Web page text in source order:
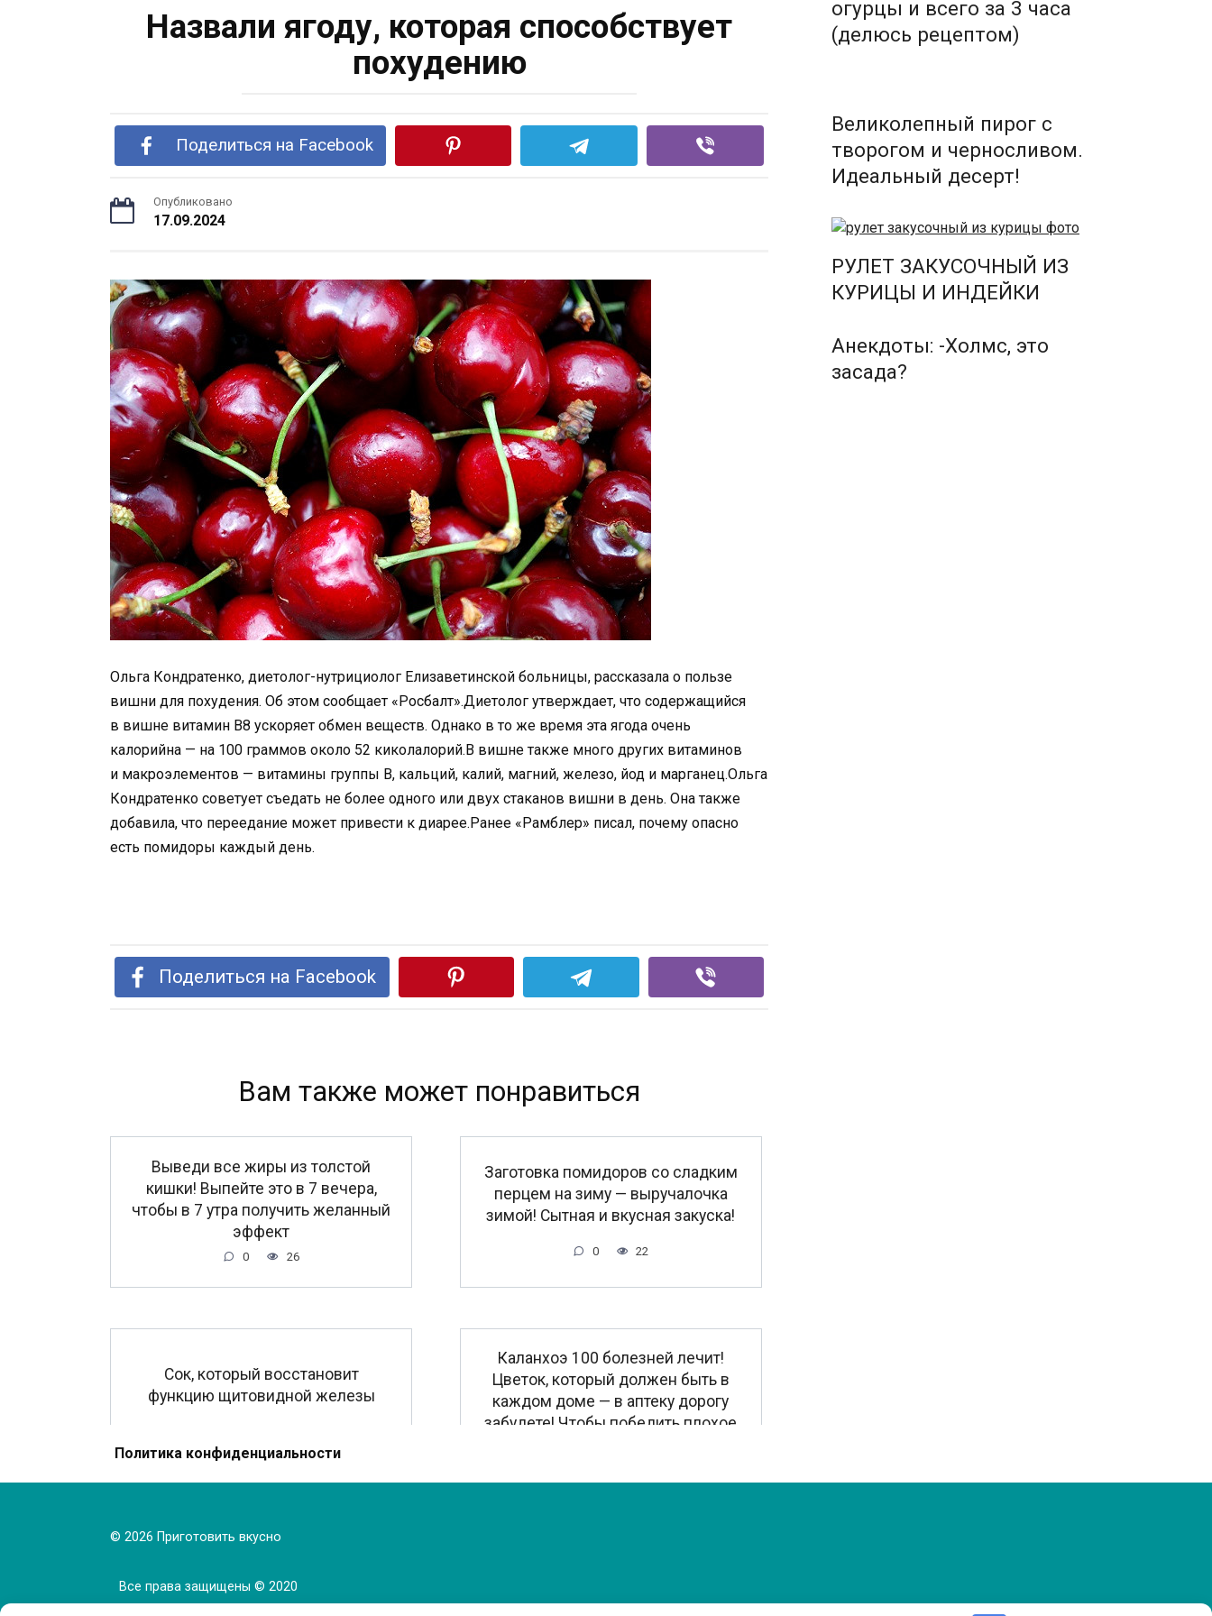
Назвали ягоду, которая способствует
похудению
Поделиться на Facebook
Опубликовано
17.09.2024
Ольга Кондратенко, диетолог-нутрициолог Елизаветинской больницы, рассказала о пользе
вишни для похудения. Об этом сообщает «Росбалт».Диетолог утверждает, что содержащийся
в вишне витамин B8 ускоряет обмен веществ. Однако в то же время эта ягода очень
калорийна — на 100 граммов около 52 киколалорий.В вишне также много других витаминов
и макроэлементов — витамины группы B, кальций, калий, магний, железо, йод и марганец.Ольга
Кондратенко советует съедать не более одного или двух стаканов вишни в день. Она также
добавила, что переедание может привести к диарее.Ранее «Рамблер» писал, почему опасно
есть помидоры каждый день.
Поделиться на Facebook
Вам также может понравиться
Выведи все жиры из толстой
кишки! Выпейте это в 7 вечера,
чтобы в 7 утра получить желанный
эффект
0 26
Заготовка помидоров со сладким
перцем на зиму — выручалочка
зимой! Сытная и вкусная закуска!
0 22
Сок, который восстановит
функцию щитовидной железы
0 32
Каланхоэ 100 болезней лечит!
Цветок, который должен быть в
каждом доме — в аптеку дорогу
забудете! Чтобы победить плохое
огурцы и всего за 3 часа
(делюсь рецептом)
Великолепный пирог с
творогом и черносливом.
Идеальный десерт!
РУЛЕТ ЗАКУСОЧНЫЙ ИЗ
КУРИЦЫ И ИНДЕЙКИ
Анекдоты: -Холмс, это
засада?
Политика конфиденциальности
© 2026 Приготовить вкусно
Все права защищены © 2020